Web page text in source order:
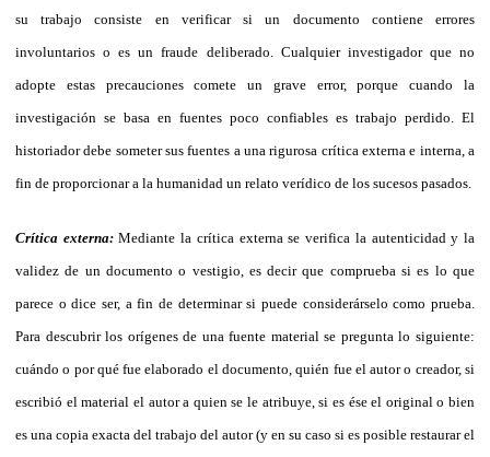
su trabajo consiste en verificar si un documento contiene errores
involuntarios o es un fraude deliberado. Cualquier investigador que no
adopte estas precauciones comete un grave error, porque cuando la
investigación se basa en fuentes poco confiables es trabajo perdido. El
historiador debe someter sus fuentes a una rigurosa crítica externa e interna, a
fin de proporcionar a la humanidad un relato verídico de los sucesos pasados.
Crítica externa: Mediante la crítica externa se verifica la autenticidad y la
validez de un documento o vestigio, es decir que comprueba si es lo que
parece o dice ser, a fin de determinar si puede considerárselo como prueba.
Para descubrir los orígenes de una fuente material se pregunta lo siguiente:
cuándo o por qué fue elaborado el documento, quién fue el autor o creador, si
escribió el material el autor a quien se le atribuye, si es ése el original o bien
es una copia exacta del trabajo del autor (y en su caso si es posible restaurar el